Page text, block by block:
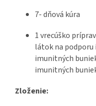
7- dňová kúra
1 vrecúško
látok na podporu
imunitných
imunitných
Zloženie: